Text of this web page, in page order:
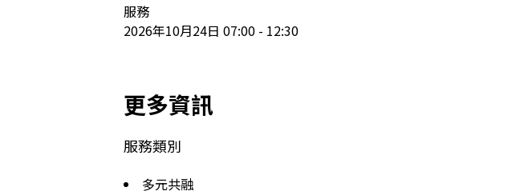
服務
2026年10月24日 07:00 - 12:30
更多資訊
服務類別
多元共融